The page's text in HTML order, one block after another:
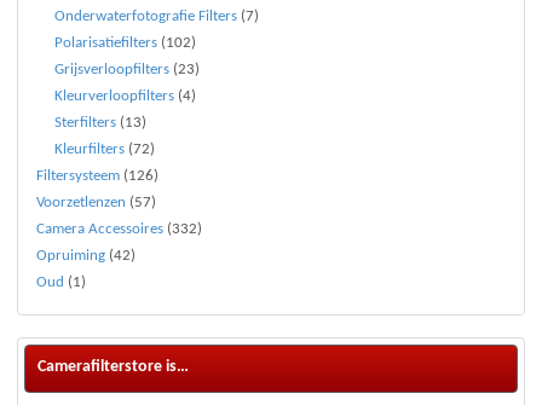
Onderwaterfotografie Filters (7)
Polarisatiefilters (102)
Grijsverloopfilters (23)
Kleurverloopfilters (4)
Sterfilters (13)
Kleurfilters (72)
Filtersysteem (126)
Voorzetlenzen (57)
Camera Accessoires (332)
Opruiming (42)
Oud (1)
Camerafilterstore is…